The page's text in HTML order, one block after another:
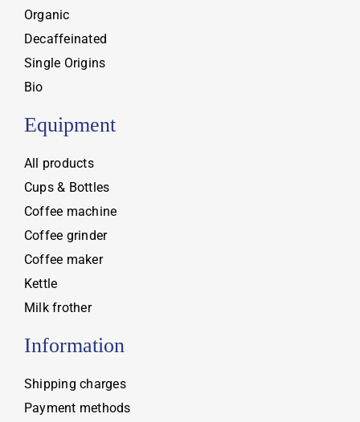
Organic
Decaffeinated
Single Origins
Bio
Equipment
All products
Cups & Bottles
Coffee machine
Coffee grinder
Coffee maker
Kettle
Milk frother
Information
Shipping charges
Payment methods